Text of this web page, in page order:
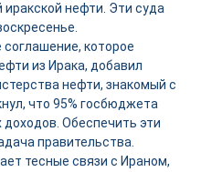
нефти. Эти суда
которое
из Ирака, добавил
нефти, знакомый с
что 95% госбюджета
Обеспечить эти
правительства.
тесные связи с Ираном,